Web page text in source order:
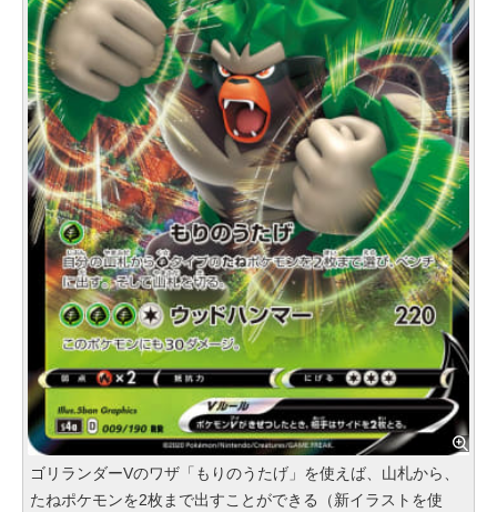
ゴリランダーVのワザ「もりのうたげ」を使えば、山札から、
たねポケモンを2枚まで出すことができる（新イラストを使